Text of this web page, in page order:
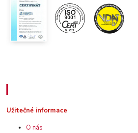
Užitečné informace
O nás